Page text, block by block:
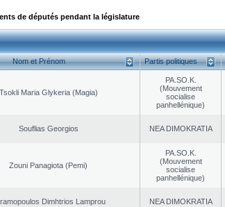
de députés pendant la législature
Nom et Prénom Partis politiques
Tsokli Maria Glykeria (Magia)
PA.SO.K.
(Mouvement
socialise
panhellénique)
Souflias Georgios NEA DΙMOKRATIA
Zouni Panagiota (Pemi)
PA.SO.K.
(Mouvement
socialise
panhellénique)
Dimhtrios Lamprou NEA DΙMOKRATIA